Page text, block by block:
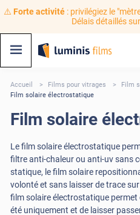
⚠️ Forte activité: privilégiez le
Délais détaillés
Accueil Films pour vitrages
Film
Film solaire électrostatique
Film solaire
Le film solaire électrostatique
filtre anti-chaleur ou anti-uv sans
statique, le film solaire
volonté et sans laisser de trace
film solaire électrostatique permet
été uniquement et de laisser